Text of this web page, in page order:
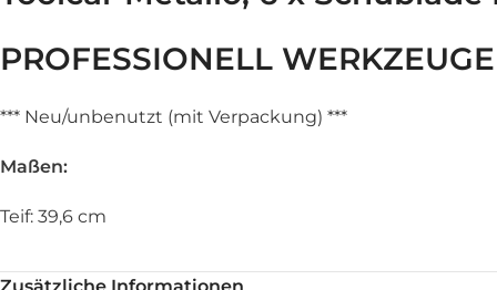
PROFESSIONELL WERKZEUGE
*** Neu/unbenutzt (mit Verpackung) ***
Maßen:
Teif: 39,6 cm
Breit: 52,5 cm